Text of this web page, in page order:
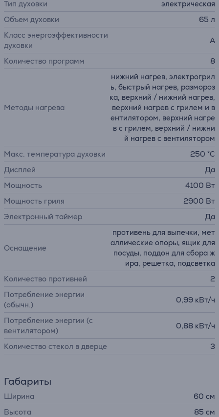
Тип духовки
электрическая
Объем духовки
65 л
Класс энергоэффективности
духовки
A
Количество программ 8
Методы нагрева
нижний нагрев, электрогрил
ь, быстрый нагрев, pазмороз
ка, верхний / нижний нагрев,
верхний нагрев с грилем и в
ентилятором, верхний нагре
в с грилем, верхний / нижни
й нагрев с вентилятором
Макс. температура духовки
250 °C
Дисплей
Да
Мощность
4100 Вт
Мощность гриля
2900 Вт
Электронный таймер
Да
Оснащение
противень для выпечки, мет
аллические опоры, ящик для
посуды, поддон для сбора ж
ира, решетка, подсветка
Количество противней
2
Потребление энергии
(обычн.)
0,99 кВт/ч
Потребление энергии (с
вентилятором)
0,88 кВт/ч
Количество стекол в дверце 3
Габариты
Ширина
60 см
Высота
85 см